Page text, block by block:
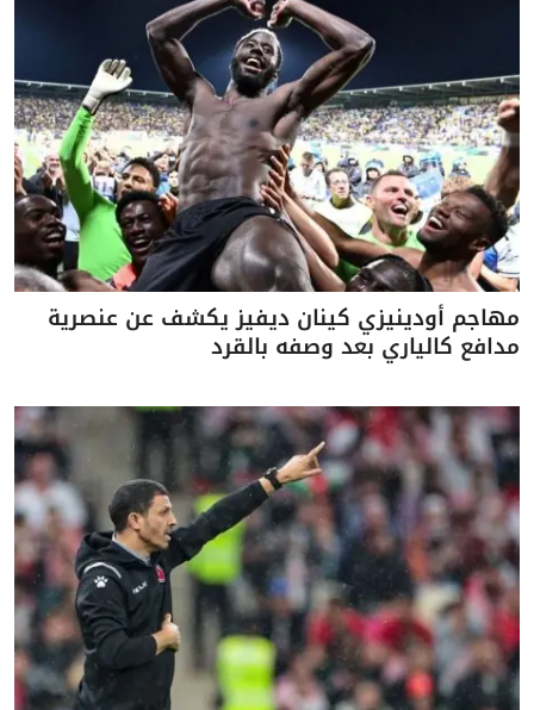
مهاجم أودينيزي كينان ديفيز يكشف عن عنصرية
مدافع كالياري بعد وصفه بالقرد